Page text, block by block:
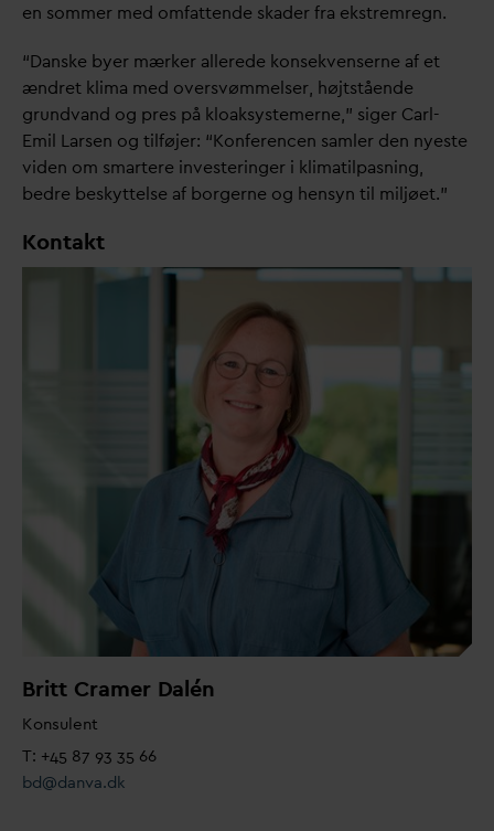
en sommer med omfattende skader fra ekstremregn.
“Danske byer mærker allerede konsekvenserne af et
ændret klima med oversvømmelser, højtstående
grundvand og pres på kloaksystemerne,” siger Carl-
Emil Larsen og tilføjer: “Konferencen samler den nyeste
viden om smartere investeringer i klimatilpasning,
bedre beskyttelse af borgerne og hensyn til miljøet.”
Kontakt
Britt Cramer Dalén
Konsulent
T: +45 87 93 35 66
bd@danva.dk